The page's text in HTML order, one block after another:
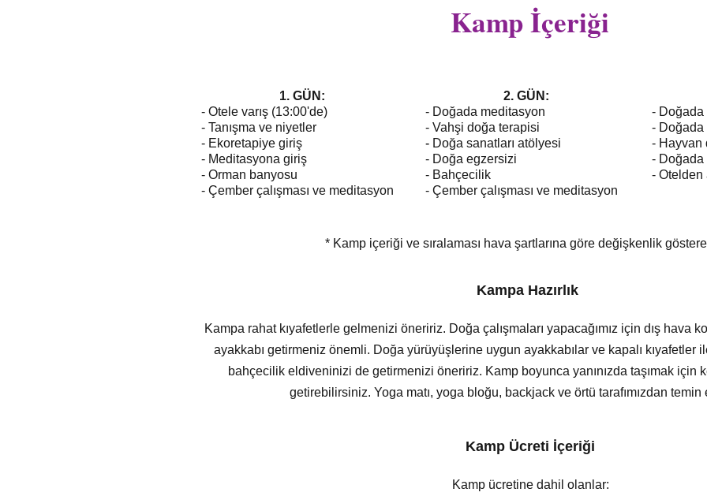
Kamp İçeriği
1. GÜN:
- Otele varış (13:00'de)
- Tanışma ve niyetler
- Ekoretapiye giriş
- Meditasyona giriş
- Orman banyosu
- Çember çalışması ve meditasyon
2. GÜN:
- Doğada meditasyon
- Vahşi doğa terapisi
- Doğa sanatları atölyesi
- Doğa egzersizi
- Bahçecilik
- Çember çalışması ve meditasyon
- Doğada
- Doğada
- Hayvan
- Doğada
- Otelden
* Kamp içeriği ve sıralaması hava şartlarına göre değişkenlik
Kampa Hazırlık
Kampa rahat kıyafetlerle gelmenizi öneririz. Doğa çalışmaları yapacağımız için dış hava
ayakkabı getirmeniz önemli. Doğa yürüyüşlerine uygun ayakkabılar ve kapalı kıyafetler
bahçecilik eldiveninizi de getirmenizi öneririz. Kamp boyunca yanınızda taşımak için
getirebilirsiniz. Yoga matı, yoga bloğu, backjack ve örtü tarafımızdan temin
Kamp Ücreti İçeriği
Kamp ücretine dahil olanlar: